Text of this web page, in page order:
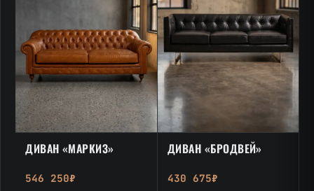
ДИВАН «МАРКИЗ»
546 250₽
ДИВАН «БРОДВЕЙ»
430 675₽